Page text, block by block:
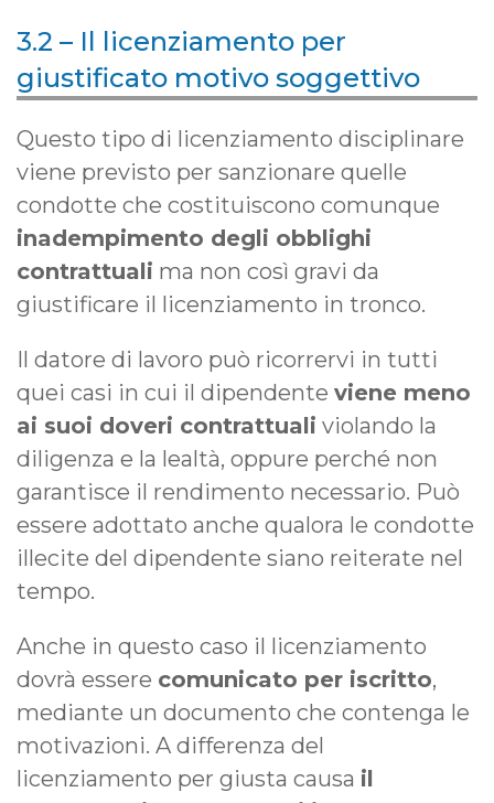
3.2 – Il licenziamento per
giustificato motivo soggettivo
Questo tipo di licenziamento disciplinare
viene previsto per sanzionare quelle
condotte che costituiscono comunque
inadempimento degli obblighi
contrattuali ma non così gravi da
giustificare il licenziamento in tronco.
Il datore di lavoro può ricorrervi in tutti
quei casi in cui il dipendente viene meno
ai suoi doveri contrattuali violando la
diligenza e la lealtà, oppure perché non
garantisce il rendimento necessario. Può
essere adottato anche qualora le condotte
illecite del dipendente siano reiterate nel
tempo.
Anche in questo caso il licenziamento
dovrà essere comunicato per iscritto,
mediante un documento che contenga le
motivazioni. A differenza del
licenziamento per giusta causa il